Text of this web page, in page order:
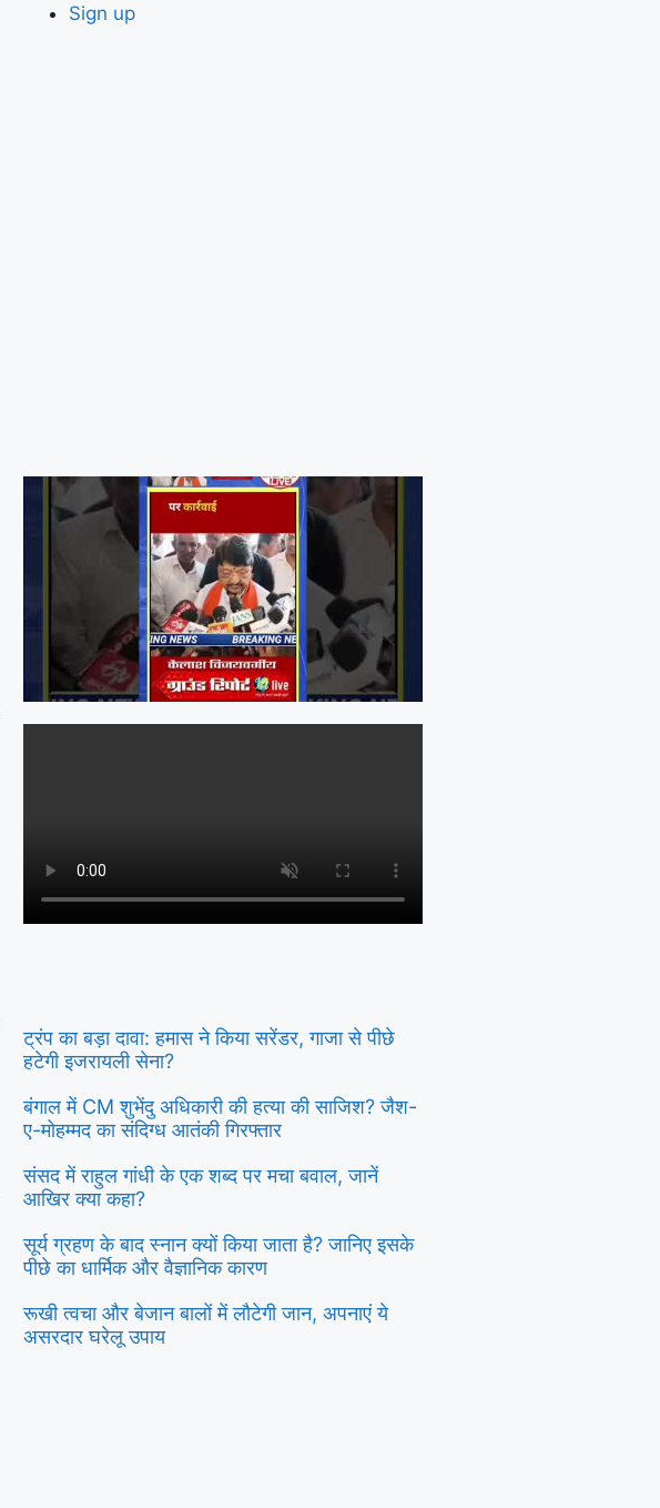
Sign up
ट्रंप का बड़ा दावा: हमास ने किया सरेंडर, गाजा से पीछे
हटेगी इजरायली सेना?
बंगाल में CM शुभेंदु अधिकारी की हत्या की साजिश? जैश-
ए-मोहम्मद का संदिग्ध आतंकी गिरफ्तार
संसद में राहुल गांधी के एक शब्द पर मचा बवाल, जानें
आखिर क्या कहा?
सूर्य ग्रहण के बाद स्नान क्यों किया जाता है? जानिए इसके
पीछे का धार्मिक और वैज्ञानिक कारण
रूखी त्वचा और बेजान बालों में लौटेगी जान, अपनाएं ये
असरदार घरेलू उपाय